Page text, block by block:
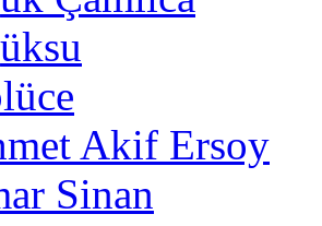
Akif Ersoy
Sinan